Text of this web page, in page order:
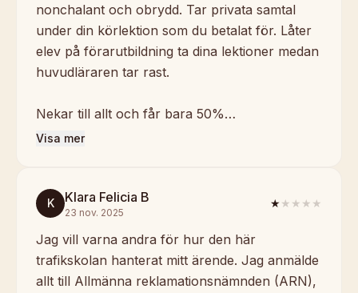
nonchalant och obrydd. Tar privata samtal
under din körlektion som du betalat för. Låter
elev på förarutbildning ta dina lektioner medan
huvudläraren tar rast.
Nekar till allt och får bara 50%…
Visa mer
K Klara Felicia B
23 nov. 2025
★★★★★
Jag vill varna andra för hur den här
trafikskolan hanterat mitt ärende. Jag anmälde
allt till Allmänna reklamationsnämnden (ARN),